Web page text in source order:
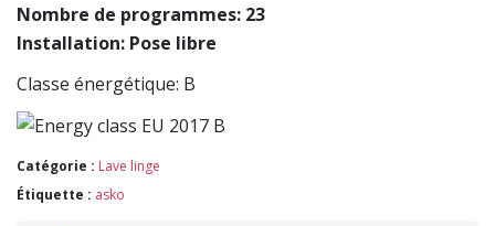
Nombre de programmes: 23
Installation: Pose libre
Classe énergétique: B
Catégorie : Lave linge
Étiquette : asko